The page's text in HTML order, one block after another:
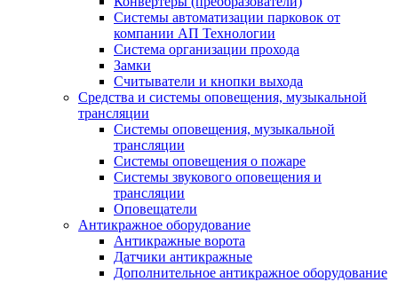
Системы автоматизации парковок от
компании АП Технологии
Система организации прохода
Замки
Считыватели и кнопки выхода
Средства и системы оповещения, музыкальной
трансляции
Системы оповещения, музыкальной
трансляции
Системы оповещения о пожаре
Системы звукового оповещения и
трансляции
Оповещатели
Антикражное оборудование
Антикражные ворота
Датчики антикражные
Дополнительное антикражное оборудование